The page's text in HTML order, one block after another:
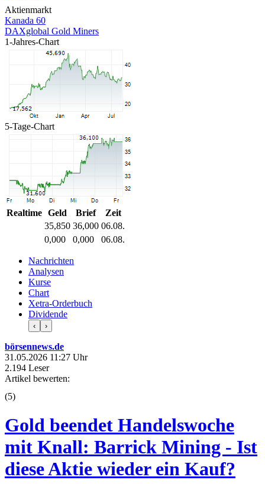
Aktienmarkt
Kanada 60
DAXglobal Gold Miners
1-Jahres-Chart
5-Tage-Chart
Realtime Geld Brief
Zeit
35,850 36,000 06.08.
0,000
0,000 06.08.
Nachrichten
Analysen
Kurse
Chart
Xetra-Orderbuch
Dividende
‹ ›
börsennews.de
31.05.2026 11:27 Uhr
2.194 Leser
Artikel bewerten:
(5)
Gold beendet Handelswoche
mit Knall: Barrick Mining - Ist
diese Aktie wieder ein Kauf?